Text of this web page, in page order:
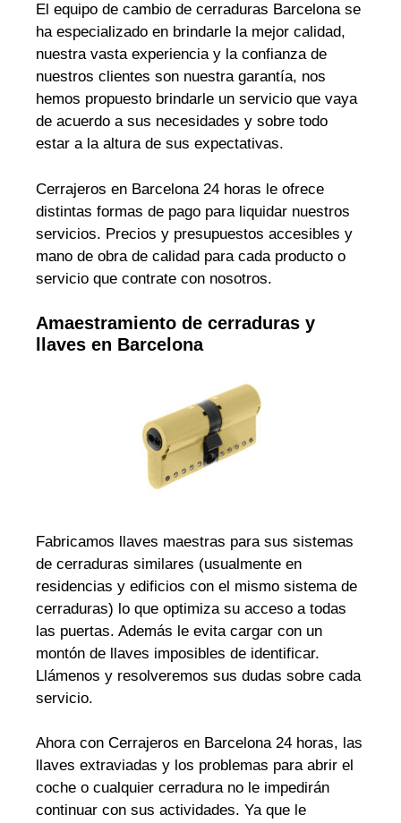
El equipo de cambio de cerraduras Barcelona se
ha especializado en brindarle la mejor calidad,
nuestra vasta experiencia y la confianza de
nuestros clientes son nuestra garantía, nos
hemos propuesto brindarle un servicio que vaya
de acuerdo a sus necesidades y sobre todo
estar a la altura de sus expectativas.
Cerrajeros en Barcelona 24 horas le ofrece
distintas formas de pago para liquidar nuestros
servicios. Precios y presupuestos accesibles y
mano de obra de calidad para cada producto o
servicio que contrate con nosotros.
Amaestramiento de cerraduras y
llaves en Barcelona
Fabricamos llaves maestras para sus sistemas
de cerraduras similares (usualmente en
residencias y edificios con el mismo sistema de
cerraduras) lo que optimiza su acceso a todas
las puertas. Además le evita cargar con un
montón de llaves imposibles de identificar.
Llámenos y resolveremos sus dudas sobre cada
servicio.
Ahora con Cerrajeros en Barcelona 24 horas, las
llaves extraviadas y los problemas para abrir el
coche o cualquier cerradura no le impedirán
continuar con sus actividades. Ya que le